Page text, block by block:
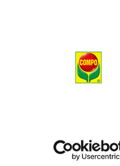
COMPOГайд